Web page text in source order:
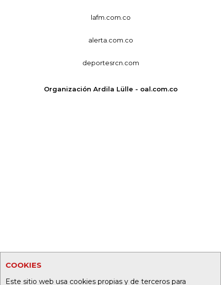
COOKIES
Este sitio web usa cookies propias y de terceros para
lafm.com.co
alerta.com.co
deportesrcn.com
Organización Ardila Lülle - oal.com.co